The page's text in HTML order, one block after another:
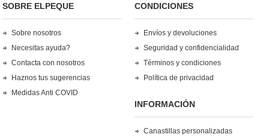
SOBRE ELPEQUE
Sobre nosotros
Necesitas ayuda?
Contacta con nosotros
Haznos tus sugerencias
Medidas Anti COVID
CONDICIONES
Envíos y devoluciones
Seguridad y confidencialidad
Términos y condiciones
Política de privacidad
INFORMACIÓN
Canastillas personalizadas